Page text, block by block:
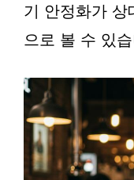
기 안정화가 상
으로 볼 수 있